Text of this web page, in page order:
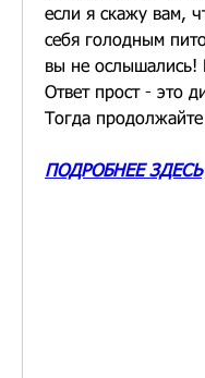
если я скажу вам,
себя голодным
вы не
Ответ прост - это
Тогда продолжайте
ПОДРОБНЕЕ ЗДЕСЬ